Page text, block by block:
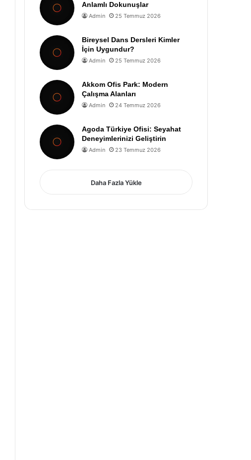
Anlamlı Dokunuşlar
Admin 25 Temmuz 2026
Bireysel Dans Dersleri Kimler
İçin Uygundur?
Admin 25 Temmuz 2026
Akkom Ofis Park: Modern
Çalışma Alanları
Admin 24 Temmuz 2026
Agoda Türkiye Ofisi: Seyahat
Deneyimlerinizi Geliştirin
Admin 23 Temmuz 2026
Daha Fazla Yükle